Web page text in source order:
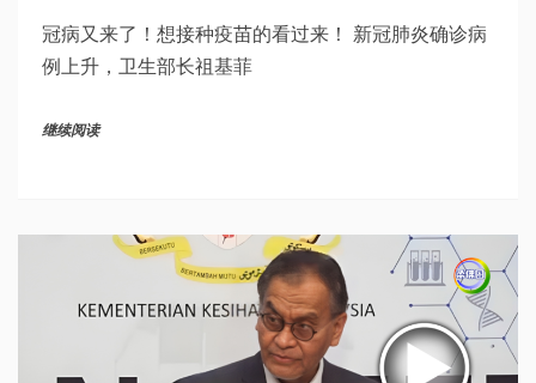
冠病又来了！想接种疫苗的看过来！ 新冠肺炎确诊病
例上升，卫生部长祖基菲
继续阅读